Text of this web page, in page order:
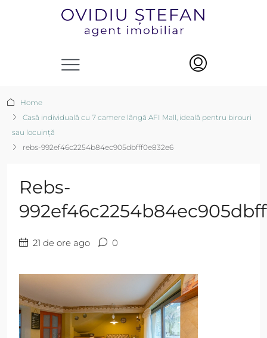
Home
Casă individuală cu 7 camere lângă AFI Mall, ideală pentru birouri
sau locuință
rebs-992ef46c2254b84ec905dbfff0e832e6
Rebs-
21 de ore ago 0